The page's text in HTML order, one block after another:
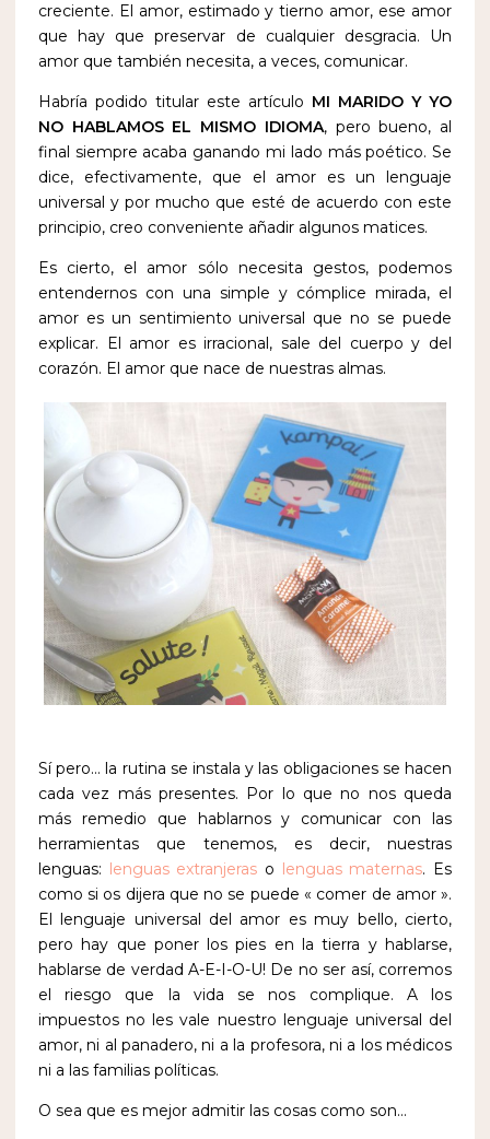
creciente. El amor, estimado y tierno amor, ese amor
que hay que preservar de cualquier desgracia. Un
amor que también necesita, a veces, comunicar.
Habría podido titular este artículo MI MARIDO Y YO
NO HABLAMOS EL MISMO IDIOMA, pero bueno, al
final siempre acaba ganando mi lado más poético. Se
dice, efectivamente, que el amor es un lenguaje
universal y por mucho que esté de acuerdo con este
principio, creo conveniente añadir algunos matices.
Es cierto, el amor sólo necesita gestos, podemos
entendernos con una simple y cómplice mirada, el
amor es un sentimiento universal que no se puede
explicar. El amor es irracional, sale del cuerpo y del
corazón. El amor que nace de nuestras almas.
Sí pero… la rutina se instala y las obligaciones se hacen
cada vez más presentes. Por lo que no nos queda
más remedio que hablarnos y comunicar con las
herramientas que tenemos, es decir, nuestras
lenguas: lenguas extranjeras o lenguas maternas. Es
como si os dijera que no se puede « comer de amor ».
El lenguaje universal del amor es muy bello, cierto,
pero hay que poner los pies en la tierra y hablarse,
hablarse de verdad A-E-I-O-U! De no ser así, corremos
el riesgo que la vida se nos complique. A los
impuestos no les vale nuestro lenguaje universal del
amor, ni al panadero, ni a la profesora, ni a los médicos
ni a las familias políticas.
O sea que es mejor admitir las cosas como son…